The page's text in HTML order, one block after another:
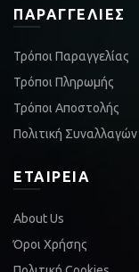
ΠΑΡΑΓΓΕΛΊΕΣ
Τρόποι Παραγγελίας
Τρόποι Πληρωμής
Τρόποι Αποστολής
Πολιτική Συναλλαγών
ΕΤΑΙΡΕΊΑ
About Us
Όροι Χρήσης